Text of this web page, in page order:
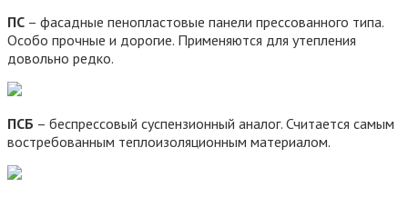
ПС – фасадные пенопластовые панели прессованного типа.
Особо прочные и дорогие. Применяются для утепления
довольно редко.
ПСБ – беспрессовый суспензионный аналог. Считается самым
востребованным теплоизоляционным материалом.